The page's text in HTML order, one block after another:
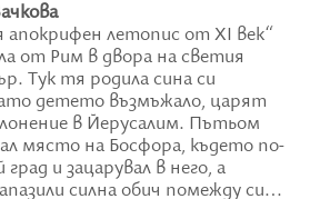
апокрифен летопис от XI век“
от Рим в двора на светия
Тук тя родила сина си
детето възмъжало, царят
в Йерусалим. Пътьом
място на Босфора, където по-
град и зацарувал в него, а
силна обич помежду си…